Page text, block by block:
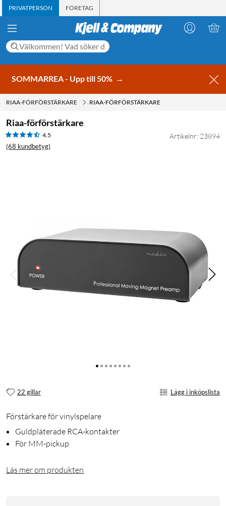
PRIVATPERSON FÖRETAG
SOMMARREA - Upp till 50% →
RIAA-FÖRFÖRSTÄRKARE RIAA-FÖRFÖRSTÄRKARE
Riaa-förförstärkare
4.5
(68 kundbetyg)
Artikelnr: 23894
22 gillar Lägg i inköpslista
Förstärkare för vinylspelare
Guldpläterade RCA-kontakter
För MM-pickup
Läs mer om produkten